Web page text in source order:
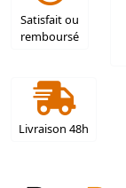
Satisfait ou
remboursé
Livraison 48h